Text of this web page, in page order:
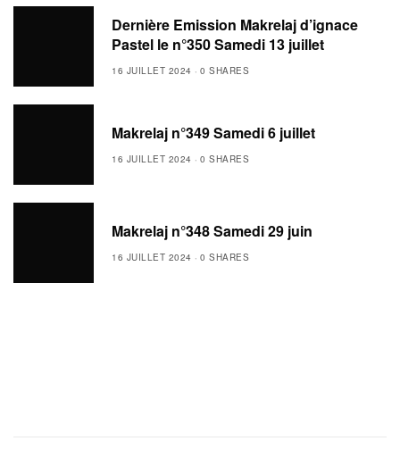
Dernière Emission Makrelaj d’ignace
Pastel le n°350 Samedi 13 juillet
16 JUILLET 2024 0 SHARES
Makrelaj n°349 Samedi 6 juillet
16 JUILLET 2024 0 SHARES
Makrelaj n°348 Samedi 29 juin
16 JUILLET 2024 0 SHARES